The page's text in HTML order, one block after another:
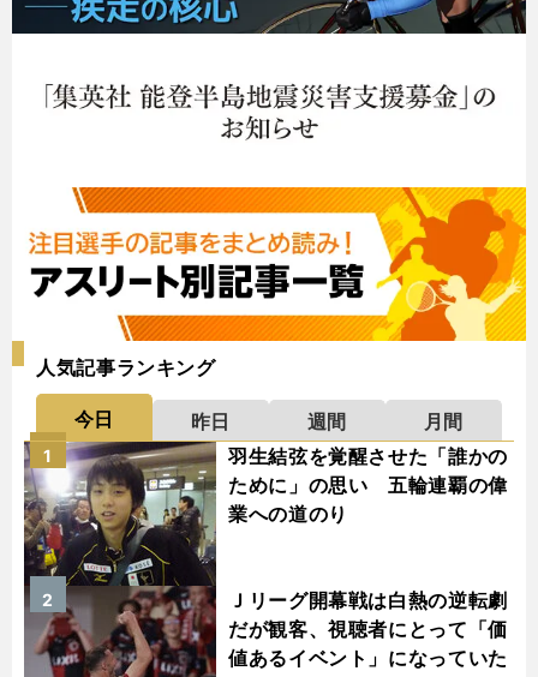
人気記事ランキング
今日 昨日 週間
月間
羽生結弦を覚醒させた「誰かの
ために」の思い 五輪連覇の偉
業への道のり
1
Ｊリーグ開幕戦は白熱の逆転劇
だが観客、視聴者にとって「価
値あるイベント」になっていた
2